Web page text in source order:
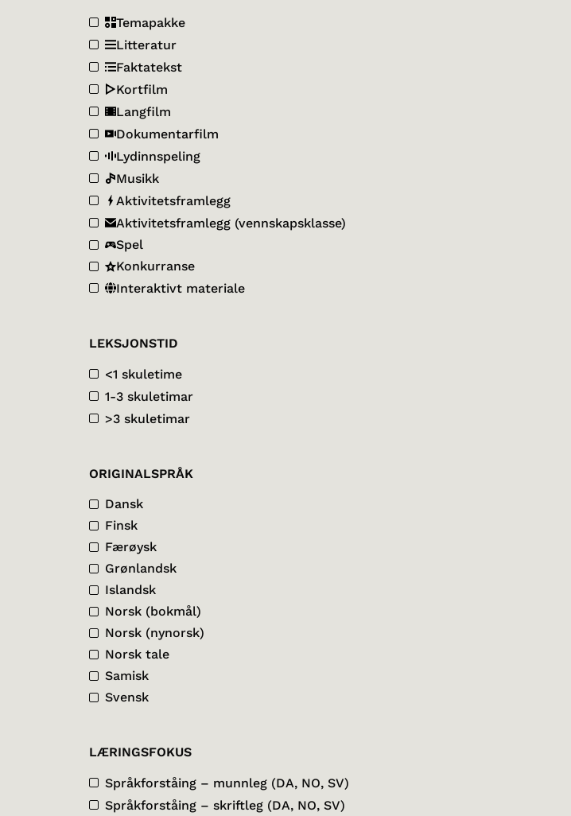
Temapakke
Litteratur
Faktatekst
Kortfilm
Langfilm
Dokumentarfilm
Lydinnspeling
Musikk
Aktivitetsframlegg
Aktivitetsframlegg (vennskapsklasse)
Spel
Konkurranse
Interaktivt materiale
LEKSJONSTID
<1 skuletime
1-3 skuletimar
>3 skuletimar
ORIGINALSPRÅK
Dansk
Finsk
Færøysk
Grønlandsk
Islandsk
Norsk (bokmål)
Norsk (nynorsk)
Norsk tale
Samisk
Svensk
LÆRINGSFOKUS
Språkforståing – munnleg (DA, NO, SV)
Språkforståing – skriftleg (DA, NO, SV)